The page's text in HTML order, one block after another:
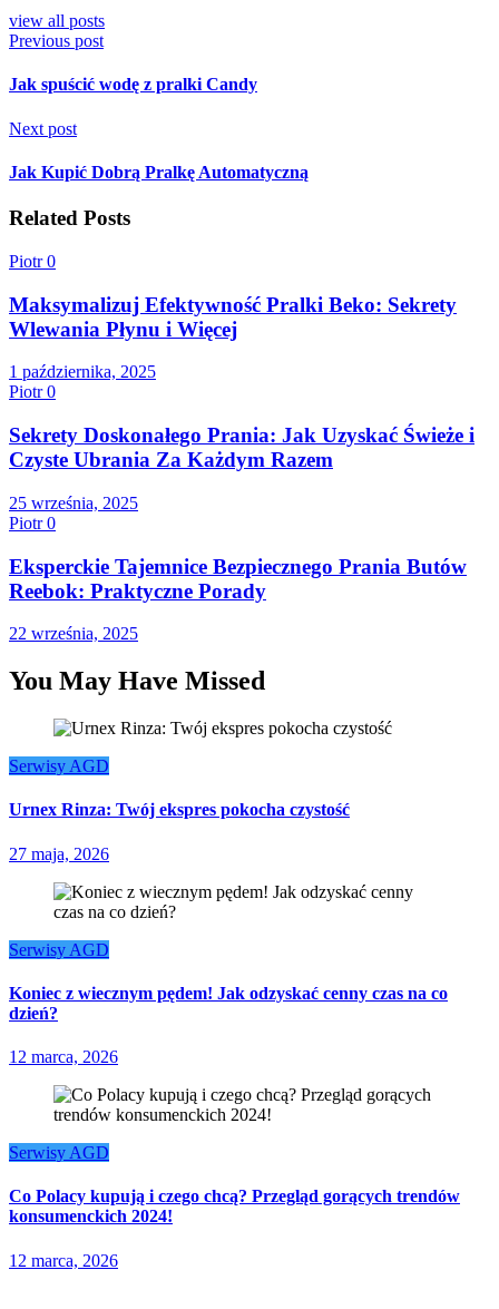
view all posts
Previous post
Jak spuścić wodę z pralki Candy
Next post
Jak Kupić Dobrą Pralkę Automatyczną
Related Posts
Piotr0
Maksymalizuj Efektywność Pralki Beko: Sekrety
Wlewania Płynu i Więcej
1 października, 2025
Piotr0
Sekrety Doskonałego Prania: Jak Uzyskać Świeże i
Czyste Ubrania Za Każdym Razem
25 września, 2025
Piotr0
Eksperckie Tajemnice Bezpiecznego Prania Butów
Reebok: Praktyczne Porady
22 września, 2025
You May Have Missed
Serwisy AGD
Urnex Rinza: Twój ekspres pokocha czystość
27 maja, 2026
Serwisy AGD
Koniec z wiecznym pędem! Jak odzyskać cenny czas na co
dzień?
12 marca, 2026
Serwisy AGD
Co Polacy kupują i czego chcą? Przegląd gorących trendów
konsumenckich 2024!
12 marca, 2026